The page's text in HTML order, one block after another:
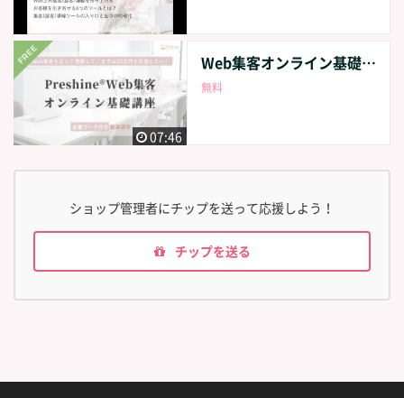
07:46
Web集客オンライン基礎講座 概要動画
無料
ショップ管理者にチップを送って応援しよう！
チップを送る